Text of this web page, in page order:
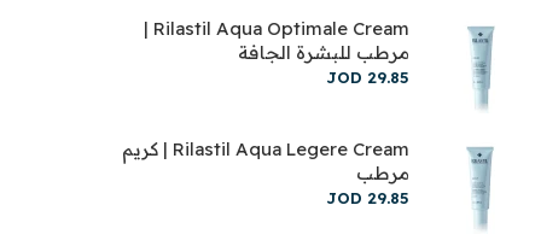
Rilastil Aqua Optimale Cream |
مرطب للبشرة الجافة
JOD 29.85
Rilastil Aqua Legere Cream | كريم
مرطب
JOD 29.85